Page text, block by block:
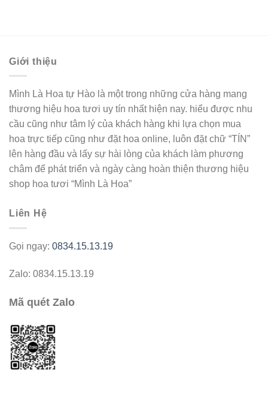
Giới thiệu
Mình Là Hoa tự Hào là một trong những cửa hàng mang
thương hiệu hoa tươi uy tín nhất hiện nay. hiểu được nhu
cầu cũng như tâm lý của khách hàng khi lựa chọn mua
hoa trực tiếp cũng như đặt hoa online, luôn đặt chữ “TÍN”
lên hàng đầu và lấy sự hài lòng của khách làm phương
châm để phát triển và ngày càng hoàn thiện thương hiệu
shop hoa tươi “Mình Là Hoa”
Liên Hệ
Gọi ngay: 0834.15.13.19
Zalo: 0834.15.13.19
Mã quét Zalo